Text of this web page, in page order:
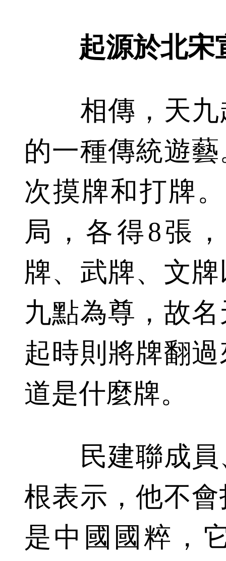
起源於北宋
相傳，天九
的一種傳統遊
次摸牌和打牌
局，各得8張
牌、武牌、文
九點為尊，故
起時則將牌翻
道是什麼牌。
民建聯成員
根表示，他不
是中國國粹，